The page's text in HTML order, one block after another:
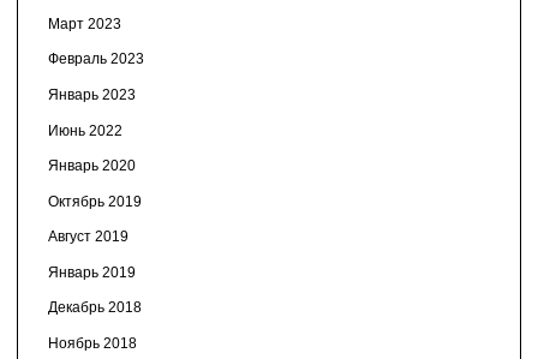
Март 2023
Февраль 2023
Январь 2023
Июнь 2022
Январь 2020
Октябрь 2019
Август 2019
Январь 2019
Декабрь 2018
Ноябрь 2018